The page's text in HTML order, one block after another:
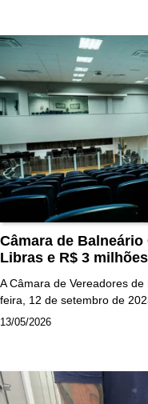
Câmara de
Libras e R$ 3
A Câmara de Vereadores
feira, 12 de setembro de
13/05/2026